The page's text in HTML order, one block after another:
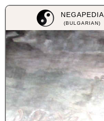
NEGAPEDIA
(BULGARIAN)